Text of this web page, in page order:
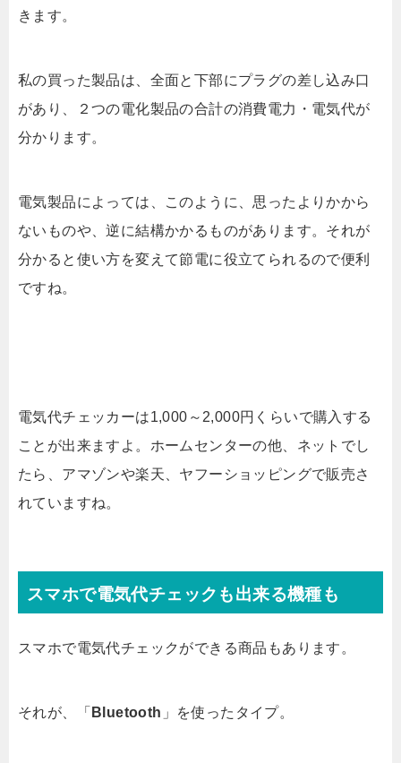
きます。
私の買った製品は、全面と下部にプラグの差し込み口
があり、２つの電化製品の合計の消費電力・電気代が
分かります。
電気製品によっては、このように、思ったよりかから
ないものや、逆に結構かかるものがあります。それが
分かると使い方を変えて節電に役立てられるので便利
ですね。
電気代チェッカーは1,000～2,000円くらいで購入する
ことが出来ますよ。ホームセンターの他、ネットでし
たら、アマゾンや楽天、ヤフーショッピングで販売さ
れていますね。
スマホで電気代チェックも出来る機種も
スマホで電気代チェックができる商品もあります。
それが、「 Bluetooth 」を使ったタイプ。